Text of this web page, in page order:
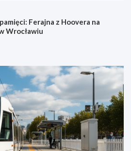
Ferajna z Hoovera na
Wrocławiu